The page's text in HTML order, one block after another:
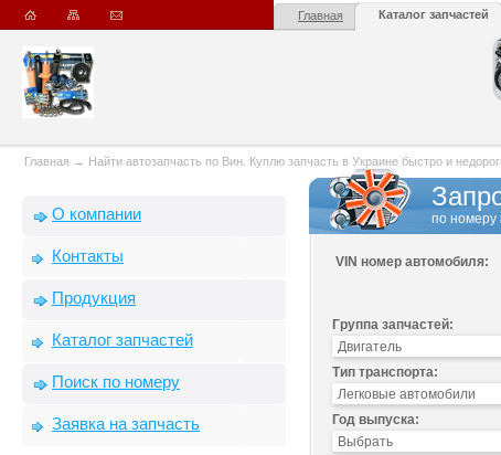
Главная Каталог запчастей
Главная → Найти автозапчасть по Вин. Куплю запчасть в Украине быстро и
О компании
Контакты
Продукция
Каталог запчастей
Поиск по номеру
Заявка на запчасть
по номеру
VIN номер автомобиля:
Группа запчастей:
Тип транспорта:
Год выпуска: